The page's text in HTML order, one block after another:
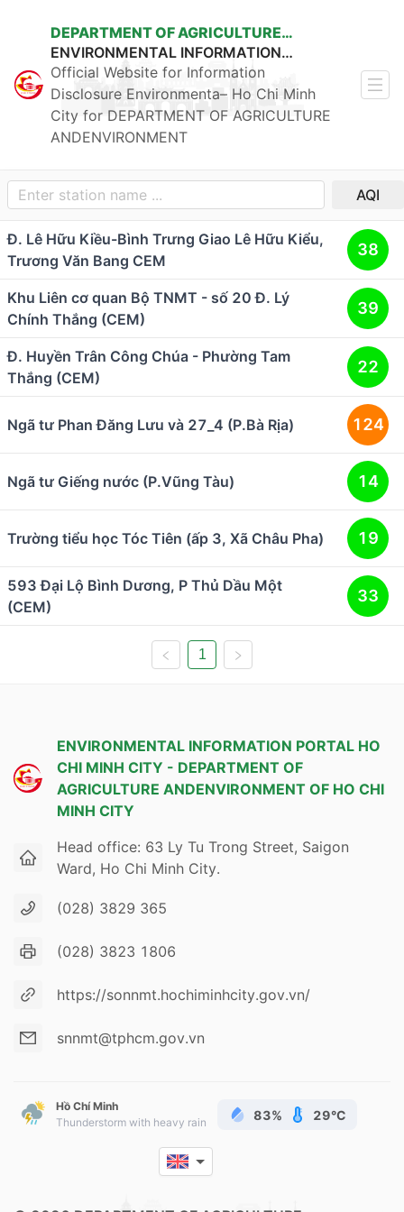
DEPARTMENT OF AGRICULTURE
ANDENVIRONMENT OF HO CHI MINH
CITY
ENVIRONMENTAL INFORMATION
PORTAL HO CHI MINH CITY
Official Website for Information
Disclosure Environmenta– Ho Chi Minh
City for DEPARTMENT OF AGRICULTURE
ANDENVIRONMENT
Enter station name ... AQI
Đ. Lê Hữu Kiều-Bình Trưng Giao Lê Hữu Kiểu,
Trương Văn Bang CEM
38
Khu Liên cơ quan Bộ TNMT - số 20 Đ. Lý
Chính Thắng (CEM)
39
Đ. Huyền Trân Công Chúa - Phường Tam
Thắng (CEM)
22
Ngã tư Phan Đăng Lưu và 27_4 (P.Bà Rịa) 124
Ngã tư Giếng nước (P.Vũng Tàu) 14
Trường tiểu học Tóc Tiên (ấp 3, Xã Châu Pha) 19
593 Đại Lộ Bình Dương, P Thủ Dầu Một
(CEM)
33
1
ENVIRONMENTAL INFORMATION PORTAL HO
CHI MINH CITY - DEPARTMENT OF
AGRICULTURE ANDENVIRONMENT OF HO CHI
MINH CITY
Head office: 63 Ly Tu Trong Street, Saigon
Ward, Ho Chi Minh City.
(028) 3829 365
(028) 3823 1806
https://sonnmt.hochiminhcity.gov.vn/
snnmt@tphcm.gov.vn
Hồ Chí Minh
Thunderstorm with heavy rain
83% 29°C